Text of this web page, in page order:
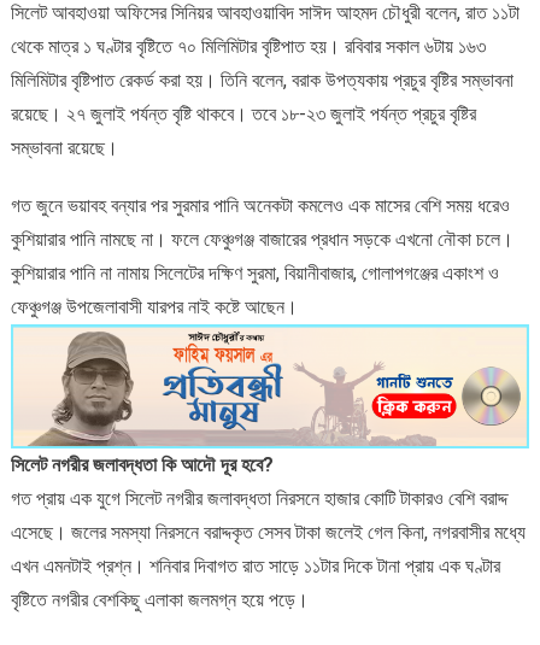
সিলেট আবহাওয়া অফিসের সিনিয়র আবহাওয়াবিদ সাঈদ আহমদ চৌধুরী বলেন, রাত ১১টা
থেকে মাত্র ১ ঘণ্টার বৃষ্টিতে ৭০ মিলিমিটার বৃষ্টিপাত হয়। রবিবার সকাল ৬টায় ১৬৩
মিলিমিটার বৃষ্টিপাত রেকর্ড করা হয়। তিনি বলেন, বরাক উপত্যকায় প্রচুর বৃষ্টির সম্ভাবনা
রয়েছে। ২৭ জুলাই পর্যন্ত বৃষ্টি থাকবে। তবে ১৮-২৩ জুলাই পর্যন্ত প্রচুর বৃষ্টির
সম্ভাবনা রয়েছে।
গত জুনে ভয়াবহ বন্যার পর সুরমার পানি অনেকটা কমলেও এক মাসের বেশি সময় ধরেও
কুশিয়ারার পানি নামছে না। ফলে ফেঞ্চুগঞ্জ বাজারের প্রধান সড়কে এখনো নৌকা চলে।
কুশিয়ারার পানি না নামায় সিলেটের দক্ষিণ সুরমা, বিয়ানীবাজার, গোলাপগঞ্জের একাংশ ও
ফেঞ্চুগঞ্জ উপজেলাবাসী যারপর নাই কষ্টে আছেন।
সিলেট নগরীর জলাবদ্ধতা কি আদৌ দূর হবে?
গত প্রায় এক যুগে সিলেট নগরীর জলাবদ্ধতা নিরসনে হাজার কোটি টাকারও বেশি বরাদ্দ
এসেছে। জলের সমস্যা নিরসনে বরাদ্দকৃত সেসব টাকা জলেই গেল কিনা, নগরবাসীর মধ্যে
এখন এমনটাই প্রশ্ন। শনিবার দিবাগত রাত সাড়ে ১১টার দিকে টানা প্রায় এক ঘণ্টার
বৃষ্টিতে নগরীর বেশকিছু এলাকা জলমগ্ন হয়ে পড়ে।